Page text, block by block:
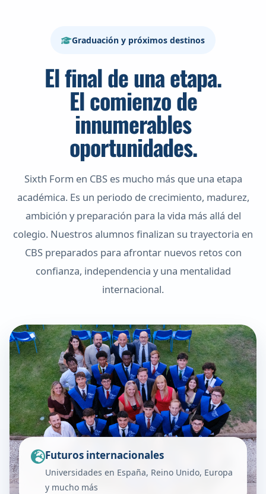
Graduación y próximos destinos
El final de una etapa.
El comienzo de
innumerables
oportunidades.
Sixth Form en CBS es mucho más que una etapa
académica. Es un periodo de crecimiento, madurez,
ambición y preparación para la vida más allá del
colegio. Nuestros alumnos finalizan su trayectoria en
CBS preparados para afrontar nuevos retos con
confianza, independencia y una mentalidad
internacional.
Futuros internacionales
Universidades en España, Reino Unido, Europa
y mucho más